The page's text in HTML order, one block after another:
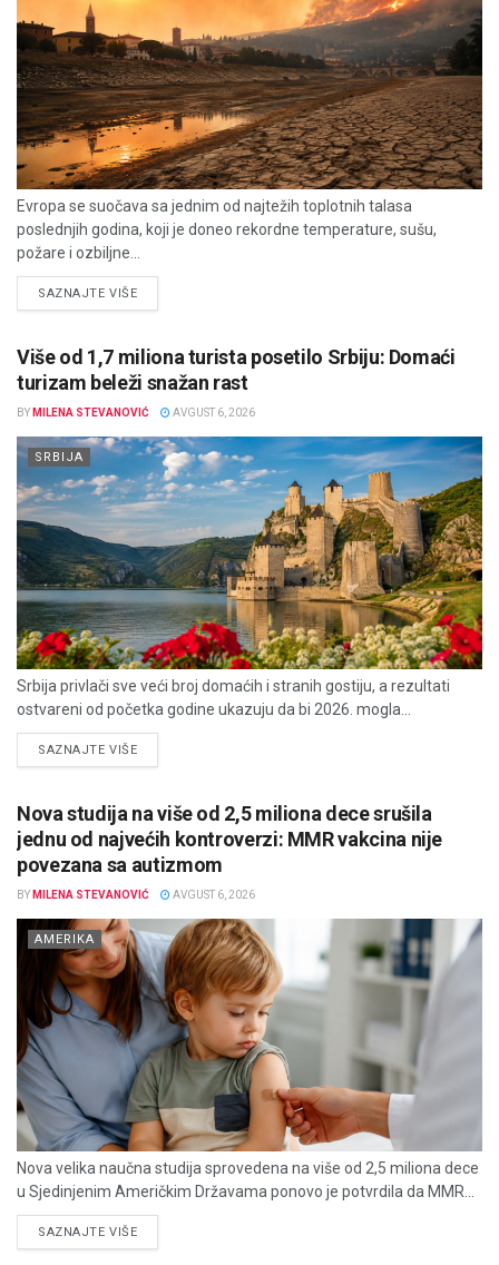
Evropa se suočava sa jednim od najtežih toplotnih talasa
poslednjih godina, koji je doneo rekordne temperature, sušu,
požare i ozbiljne...
SAZNAJTE VIŠEDETAILS
Više od 1,7 miliona turista posetilo Srbiju: Domaći
turizam beleži snažan rast
BY MILENA STEVANOVIĆ AVGUST 6, 2026
SRBIJA
Srbija privlači sve veći broj domaćih i stranih gostiju, a rezultati
ostvareni od početka godine ukazuju da bi 2026. mogla...
SAZNAJTE VIŠEDETAILS
Nova studija na više od 2,5 miliona dece srušila
jednu od najvećih kontroverzi: MMR vakcina nije
povezana sa autizmom
BY MILENA STEVANOVIĆ AVGUST 6, 2026
AMERIKA
Nova velika naučna studija sprovedena na više od 2,5 miliona dece
u Sjedinjenim Američkim Državama ponovo je potvrdila da MMR...
SAZNAJTE VIŠEDETAILS